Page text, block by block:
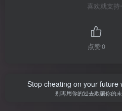
喜欢就支持
点赞0
Stop cheating on your future
别再用你的过去欺骗你的